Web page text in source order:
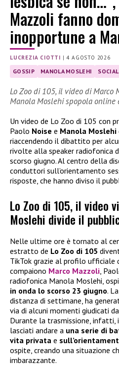
Mazzoli fanno
inopportune a
LUCREZIA CIOTTI |4 AGOSTO 2026
GOSSIP MANOLA MOSLEHI SOCIAL
Lo Zoo di 105, il video di Marco
Manola Moslehi spopola online
Un video de Lo Zoo di 105 con
Paolo Noise e Manola Moslehi
riaccendendo il dibattito per
rivolte alla speaker radiofonica
scorso giugno. Al centro della
conduttori sull’orientamento
risposte, che hanno diviso il
Lo Zoo di 105, il video
Moslehi divide il
Nelle ultime ore è tornato al
estratto de Lo Zoo di 105
TikTok grazie al profilo ufficiale
compaiono Marco Mazzoli,
radiofonica Manola Moslehi,
in onda lo scorso 23 giugno.
distanza di settimane, ha
via di alcuni momenti giudicati
Durante la trasmissione, infatti,
lasciati andare a una serie di
vita privata e
ospite, creando una situazione
imbarazzante.